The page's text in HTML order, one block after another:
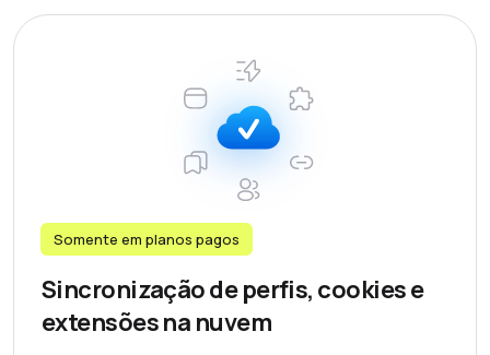
Somente em planos pagos
Sincronização de perfis, cookies e
extensões na nuvem